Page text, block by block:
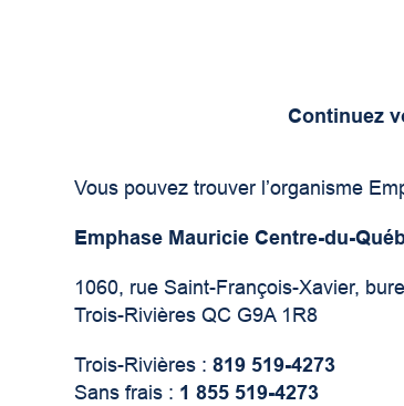
Continuez
Vous pouvez trouver l’organisme
Emphase Mauricie Centre-du-
1060, rue Saint-François-Xavier,
Trois-Rivières QC G9A 1R8
Trois-Rivières :819 519-4273
Sans frais : 1 855 519-4273